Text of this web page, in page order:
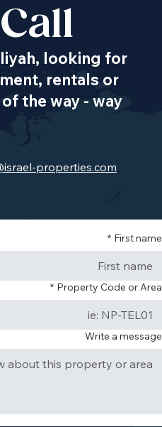
looking for
rentals or
the way - way
properties.com
First name
*
Property Code or Area
*
Write a message